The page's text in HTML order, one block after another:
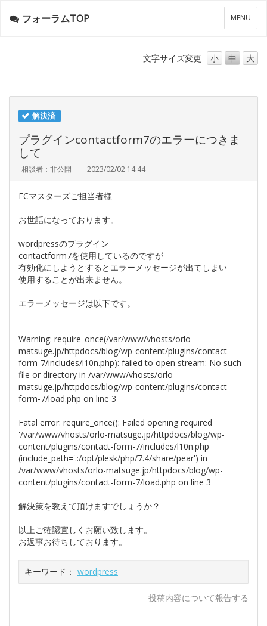
メ
ニ
ー
MENU
フォーラムTOP
文字サイズ変更 小 中 大
解決済
プラグインcontactform7のエラーにつきま
して
相談者：非公開 2023/02/02 14:44
ECマスターズご担当者様
お世話になっております。
wordpressのプラグイン
contactform7を使用しているのですが
有効化にしようとするとエラーメッセージが出てしまい
使用することが出来ません。
エラーメッセージは以下です。
Warning: require_once(/var/www/vhosts/orlo-
matsuge.jp/httpdocs/blog/wp-content/plugins/contact-
form-7/includes/l10n.php): failed to open stream: No such
file or directory in /var/www/vhosts/orlo-
matsuge.jp/httpdocs/blog/wp-content/plugins/contact-
form-7/load.php on line 3
Fatal error: require_once(): Failed opening required
'/var/www/vhosts/orlo-matsuge.jp/httpdocs/blog/wp-
content/plugins/contact-form-7/includes/l10n.php'
(include_path='.:/opt/plesk/php/7.4/share/pear') in
/var/www/vhosts/orlo-matsuge.jp/httpdocs/blog/wp-
content/plugins/contact-form-7/load.php on line 3
解決策を教えて頂けますでしょうか？
以上ご確認宜しくお願い致します。
お返事お待ちしております。
キーワード： wordpress
投稿内容について報告する